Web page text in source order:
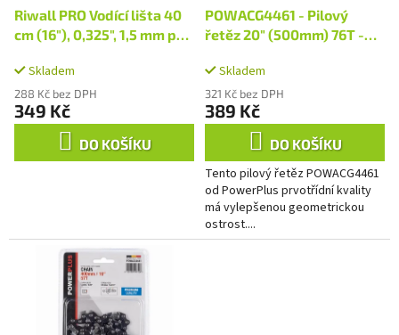
d
u
t
ů
Riwall PRO Vodící lišta 40
cm (16"), 0,325", 1,5 mm pro
Skladem
288 Kč bez DPH
349 Kč
DO KOŠÍKU
POWACG4461 - Pilový
řetěz 20" (500mm) 76T -
Skladem
321 Kč bez DPH
389 Kč
DO KOŠÍKU
Tento pilový řetěz POWACG4461
od PowerPlus prvotřídní kvality
má vylepšenou geometrickou
ostrost....